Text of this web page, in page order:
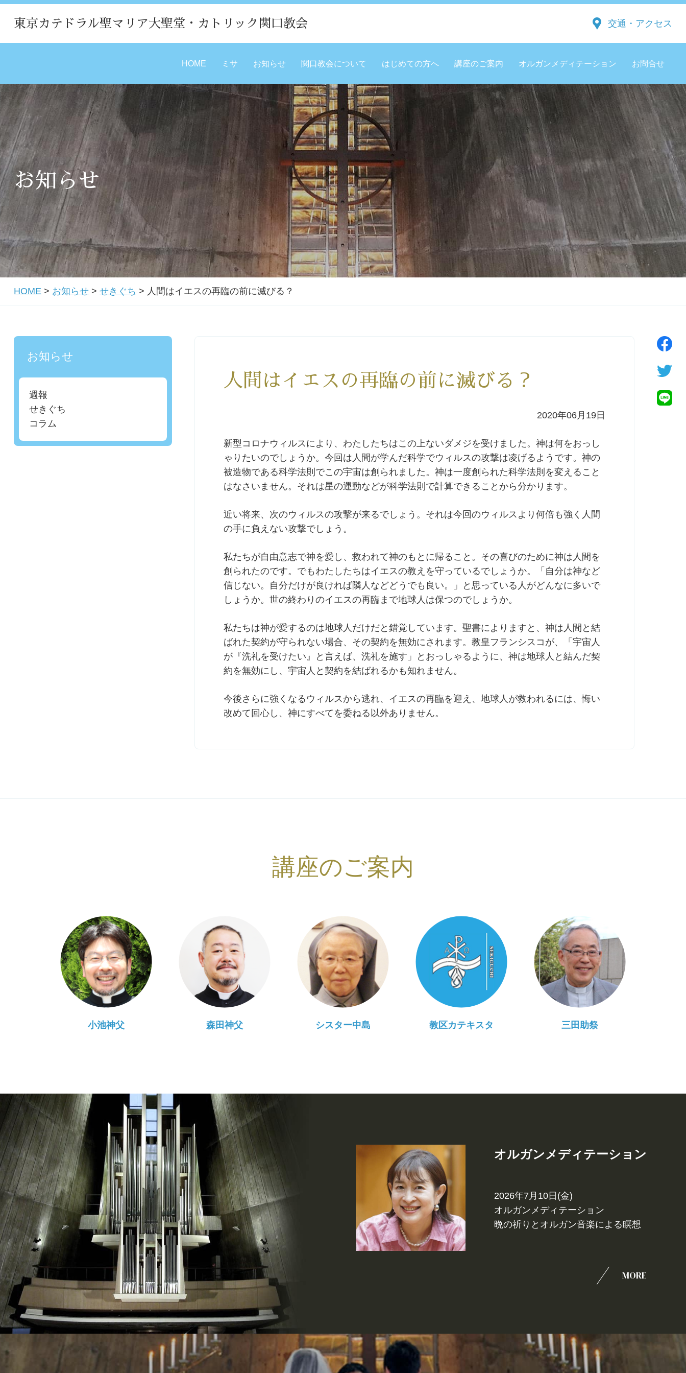
東京カテドラル聖マリア大聖堂・カトリック関口教会 交通・アクセス
HOME ミサ お知らせ 関口教会について はじめての方へ 講座のご案内 オルガンメディテーション お問合せ
お知らせ
HOME > お知らせ > せきぐち > 人間はイエスの再臨の前に滅びる？
人間はイエスの再臨の前に滅びる？
2020年06月19日
新型コロナウィルスにより、わたしたちはこの上ないダメジを受けました。神は何をおっし
ゃりたいのでしょうか。今回は人間が学んだ科学でウィルスの攻撃は凌げるようです。神の
被造物である科学法則でこの宇宙は創られました。神は一度創られた科学法則を変えること
はなさいません。それは星の運動などが科学法則で計算できることから分かります。
近い将来、次のウィルスの攻撃が来るでしょう。それは今回のウィルスより何倍も強く人間
の手に負えない攻撃でしょう。
私たちが自由意志で神を愛し、救われて神のもとに帰ること。その喜びのために神は人間を
創られたのです。でもわたしたちはイエスの教えを守っているでしょうか。「自分は神など
信じない。自分だけが良ければ隣人などどうでも良い。」と思っている人がどんなに多いで
しょうか。世の終わりのイエスの再臨まで地球人は保つのでしょうか。
私たちは神が愛するのは地球人だけだと錯覚しています。聖書によりますと、神は人間と結
ばれた契約が守られない場合、その契約を無効にされます。教皇フランシスコが、「宇宙人
が『洗礼を受けたい』と言えば、洗礼を施す」とおっしゃるように、神は地球人と結んだ契
約を無効にし、宇宙人と契約を結ばれるかも知れません。
今後さらに強くなるウィルスから逃れ、イエスの再臨を迎え、地球人が救われるには、悔い
改めて回心し、神にすべてを委ねる以外ありません。
お知らせ
週報
せきぐち
コラム
講座のご案内
小池神父 森田神父 シスター中島 教区カテキスタ 三田助祭
オルガンメディテーション
2026年7月10日(金)
オルガンメディテーション
晩の祈りとオルガン音楽による瞑想
MORE